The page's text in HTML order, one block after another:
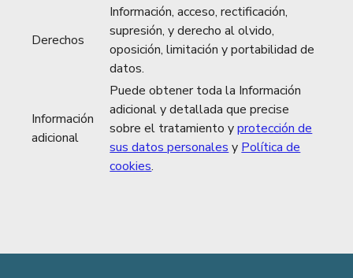
Derechos
Información, acceso, rectificación,
supresión, y derecho al olvido,
oposición, limitación y portabilidad de
datos.
Información
adicional
Puede obtener toda la Información
adicional y detallada que precise
sobre el tratamiento yprotección de
sus datos personales y Política de
cookies.